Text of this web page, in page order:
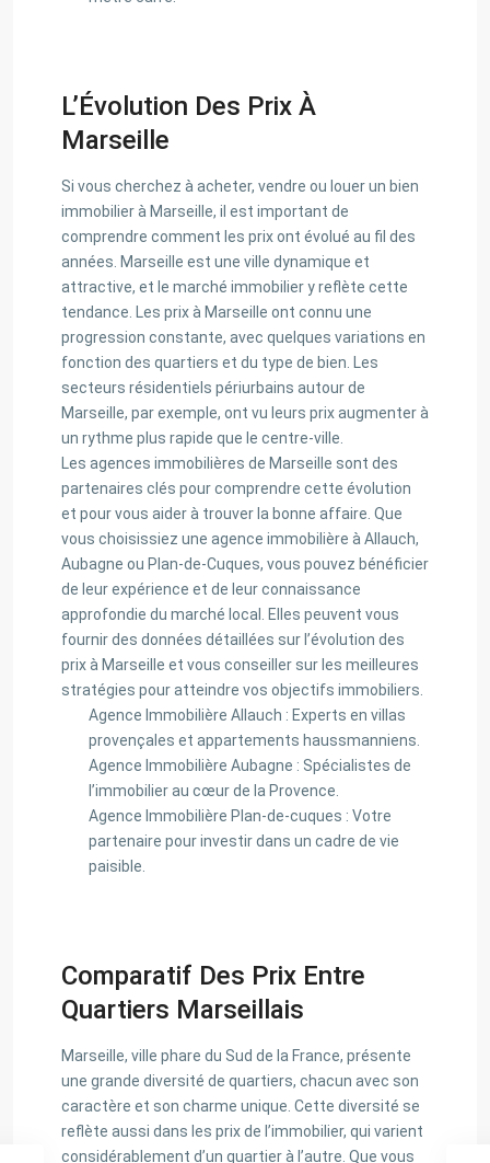
L’Évolution Des Prix À
Marseille
Si vous cherchez à acheter, vendre ou louer un bien
immobilier à Marseille, il est important de
comprendre comment les prix ont évolué au fil des
années. Marseille est une ville dynamique et
attractive, et le marché immobilier y reflète cette
tendance. Les prix à Marseille ont connu une
progression constante, avec quelques variations en
fonction des quartiers et du type de bien. Les
secteurs résidentiels périurbains autour de
Marseille, par exemple, ont vu leurs prix augmenter à
un rythme plus rapide que le centre-ville.
Les agences immobilières de Marseille sont des
partenaires clés pour comprendre cette évolution
et pour vous aider à trouver la bonne affaire. Que
vous choisissiez une agence immobilière à Allauch,
Aubagne ou Plan-de-Cuques, vous pouvez bénéficier
de leur expérience et de leur connaissance
approfondie du marché local. Elles peuvent vous
fournir des données détaillées sur l’évolution des
prix à Marseille et vous conseiller sur les meilleures
stratégies pour atteindre vos objectifs immobiliers.
Agence Immobilière Allauch : Experts en villas
provençales et appartements haussmanniens.
Agence Immobilière Aubagne : Spécialistes de
l’immobilier au cœur de la Provence.
Agence Immobilière Plan-de-cuques : Votre
partenaire pour investir dans un cadre de vie
paisible.
Comparatif Des Prix Entre
Quartiers Marseillais
Marseille, ville phare du Sud de la France, présente
une grande diversité de quartiers, chacun avec son
caractère et son charme unique. Cette diversité se
reflète aussi dans les prix de l’immobilier, qui varient
considérablement d’un quartier à l’autre. Que vous